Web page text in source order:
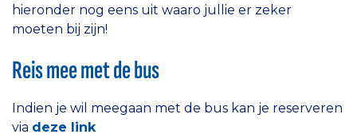
hieronder nog eens uit waaro jullie er zeker
moeten bij zijn!
Reis mee met de bus
Indien je wil meegaan met de bus kan je reserveren
via deze link